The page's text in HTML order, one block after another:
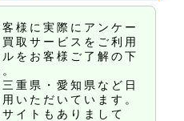
様に実際にアンケー
取サービスをご利用
をお客様ご了解の下
重県・愛知県など日
いただいています。
イトもありまして